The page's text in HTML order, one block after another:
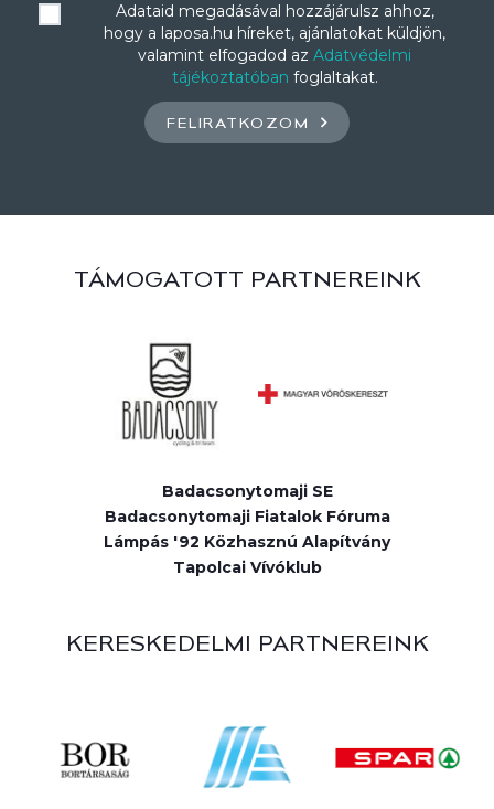
Adataid megadásával hozzájárulsz ahhoz,
hogy a laposa.hu híreket, ajánlatokat küldjön,
valamint elfogadod az Adatvédelmi
tájékoztatóban foglaltakat.
FELIRATKOZOM
TÁMOGATOTT PARTNEREINK
Badacsonytomaji SE
Badacsonytomaji Fiatalok Fóruma
Lámpás '92 Közhasznú Alapítvány
Tapolcai Vívóklub
KERESKEDELMI PARTNEREINK